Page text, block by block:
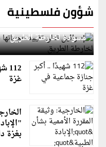
شؤون فلسطينية
إسرائيل تعلن تقييد
مسودة لخارطة الطريق
غزة
بغزة